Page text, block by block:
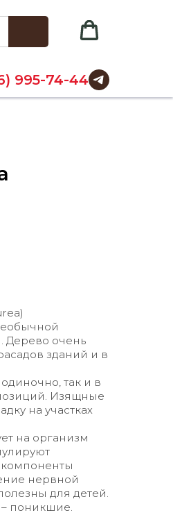
995-74-44
Дерево очень
зданий и в
так и в
Изящные
на участках
на организм
компоненты
нервной
для детей.
поникшие.